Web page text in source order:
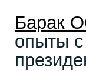
Барак
опыты